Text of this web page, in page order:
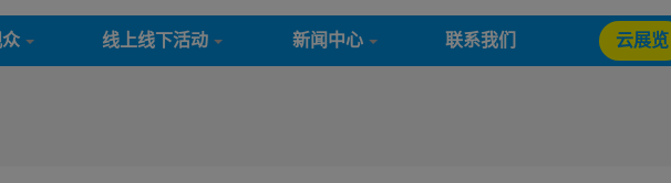
线上线下活动 新闻中心 联系我们 云展览